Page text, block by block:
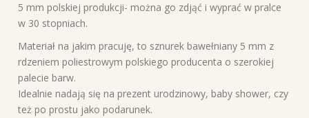
5 mm polskiej produkcji- można go zdjąć i wyprać w pralce
w 30 stopniach.
Materiał na jakim pracuję, to sznurek bawełniany 5 mm z
rdzeniem poliestrowym polskiego producenta o szerokiej
palecie barw.
Idealnie nadają się na prezent urodzinowy, baby shower, czy
też po prostu jako podarunek.